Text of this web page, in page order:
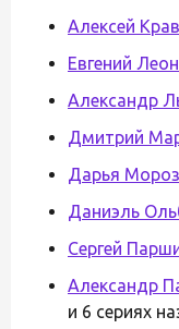
Алексей
Евгений
Александр
Дмитрий
Дарья Мороз
Даниэль
Сергей
Александр
и 6 сериях